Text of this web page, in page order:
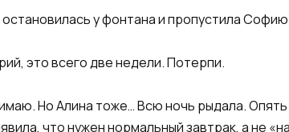
у фонтана и пропустила
это всего две недели. Потерпи.
Но Алина тоже… Всю ночь рыдала. Опять
что нужен нормальный завтрак, а не